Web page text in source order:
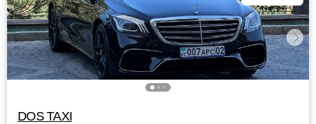
DOS TAXI